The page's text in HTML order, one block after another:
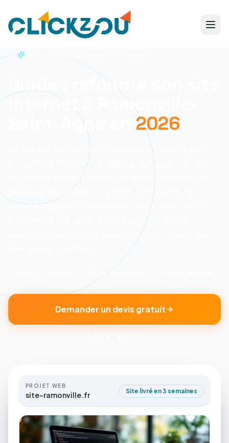
Guide : refondre son site
internet à Ramonville-
Saint-Agne en
2026
Au sud-est de Toulouse, Ramonville-Saint-Agne
accueille le Parc technologique du Canal, l'un des
principaux pôles d'innovation de la métropole, à
deux pas de Labège-Innopole. Découvrez nos
services digitaux à Ramonville-Saint-Agne.
concevons une expérience claire, rapide et
orientée résultat pour transformer votre trafic en
SEO technique inclus
Demander un devis gratuit
PROJET WEB
site-ramonville.fr Site livré en 3 semaines